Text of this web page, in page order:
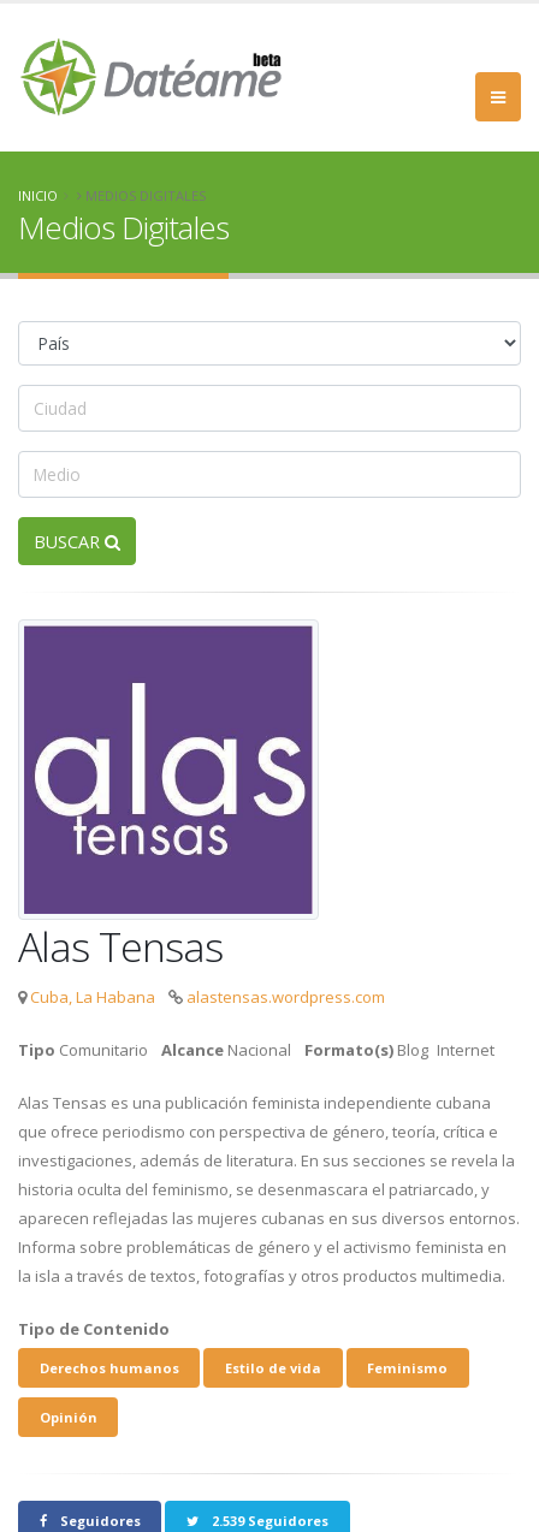
INICIO MEDIOS DIGITALES
Medios Digitales
BUSCAR
Alas Tensas
Cuba, La Habana alastensas.wordpress.com
Tipo Comunitario Alcance Nacional Formato(s) Blog Internet
Alas Tensas es una publicación feminista independiente cubana
que ofrece periodismo con perspectiva de género, teoría, crítica e
investigaciones, además de literatura. En sus secciones se revela la
historia oculta del feminismo, se desenmascara el patriarcado, y
aparecen reflejadas las mujeres cubanas en sus diversos entornos.
Informa sobre problemáticas de género y el activismo feminista en
la isla a través de textos, fotografías y otros productos multimedia.
Tipo de Contenido
Derechos humanos Estilo de vida Feminismo
Opinión
Seguidores 2.539 Seguidores